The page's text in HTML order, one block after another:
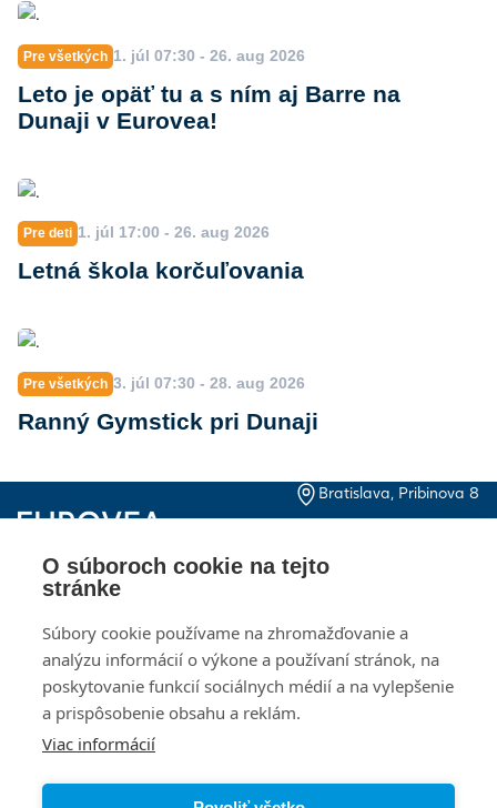
O súboroch cookie na tejto
stránke
Súbory cookie používame na zhromažďovanie a
analýzu informácií o výkone a používaní stránok, na
poskytovanie funkcií sociálnych médií a na vylepšenie
a prispôsobenie obsahu a reklám.
Viac informácií
Pre všetkých 1. júl 07:30 - 26. aug 2026
Leto je opäť tu a s ním aj Barre na
Dunaji v Eurovea!
Pre deti 1. júl 17:00 - 26. aug 2026
Letná škola korčuľovania
Pre všetkých 3. júl 07:30 - 28. aug 2026
Ranný Gymstick pri Dunaji
Bratislava, Pribinova 8
Kontakty
Otváracie hodiny
investorov
Návštevný poriadok
Ochrana osobných
údajov
Zásady používania